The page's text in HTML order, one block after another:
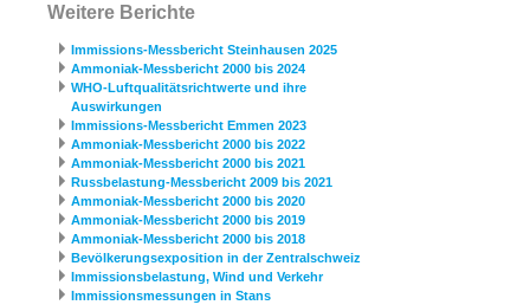
Weitere Berichte
Immissions-Messbericht Steinhausen 2025
Ammoniak-Messbericht 2000 bis 2024
WHO-Luftqualitätsrichtwerte und ihre
Auswirkungen
Immissions-Messbericht Emmen 2023
Ammoniak-Messbericht 2000 bis 2022
Ammoniak-Messbericht 2000 bis 2021
Russbelastung-Messbericht 2009 bis 2021
Ammoniak-Messbericht 2000 bis 2020
Ammoniak-Messbericht 2000 bis 2019
Ammoniak-Messbericht 2000 bis 2018
Bevölkerungsexposition in der Zentralschweiz
Immissionsbelastung, Wind und Verkehr
Immissionsmessungen in Stans